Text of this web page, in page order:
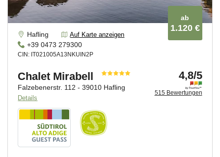
landwirtschaftlichen Tradition der Region spüren.
FAMILIÄR UND PRIVAT:
FRÜHSTÜCKSPENSIONEN UND GARNIS
Wohnen mit Familienanschluss: Die familienbetriebenen
durch herzliche Gastfreundschaft und persönlichen Service
aus. Hier genießt du liebevoll gestaltete Zimmer, ein
freundliches Ambiente und regionales Frühstück, oft sogar
mit hausgemachten Spezialitäten. Die Gastgeber nehmen
sich Zeit für ihre Gäste und geben individuelle
Empfehlungen für Aktivitäten.